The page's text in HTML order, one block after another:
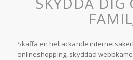
Skaffa en heltäckande
onlineshopping, skyddad